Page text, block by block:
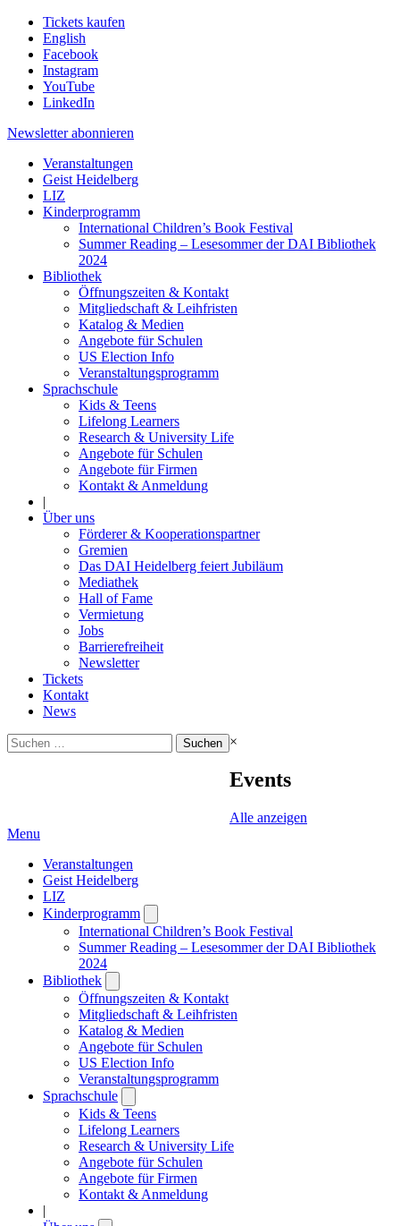
Tickets kaufen
English
Facebook
Instagram
YouTube
LinkedIn
Newsletter abonnieren
Veranstaltungen
Geist Heidelberg
LIZ
Kinderprogramm
International Children’s Book Festival
Summer Reading – Lesesommer der DAI Bibliothek
2024
Bibliothek
Öffnungszeiten & Kontakt
Mitgliedschaft & Leihfristen
Katalog & Medien
Angebote für Schulen
US Election Info
Veranstaltungsprogramm
Sprachschule
Kids & Teens
Lifelong Learners
Research & University Life
Angebote für Schulen
Angebote für Firmen
Kontakt & Anmeldung
|
Über uns
Förderer & Kooperationspartner
Gremien
Das DAI Heidelberg feiert Jubiläum
Mediathek
Hall of Fame
Vermietung
Jobs
Barrierefreiheit
Newsletter
Tickets
Kontakt
News
Suchen
nach:
×
Events
Alle anzeigen
Menu
Veranstaltungen
Geist Heidelberg
LIZ
Kinderprogramm
submenu
International Children’s Book Festival
Summer Reading – Lesesommer der DAI Bibliothek
2024
Bibliothek
submenu
Öffnungszeiten & Kontakt
Mitgliedschaft & Leihfristen
Katalog & Medien
Angebote für Schulen
US Election Info
Veranstaltungsprogramm
Sprachschule
submenu
Kids & Teens
Lifelong Learners
Research & University Life
Angebote für Schulen
Angebote für Firmen
Kontakt & Anmeldung
|